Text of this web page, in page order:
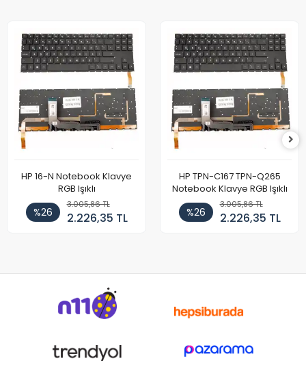
HP 16-N Notebook Klavye
RGB Işıklı
%26
3.005,86 TL
2.226,35 TL
HP TPN-C167 TPN-Q265
Notebook Klavye RGB Işıklı
%26
3.005,86 TL
2.226,35 TL